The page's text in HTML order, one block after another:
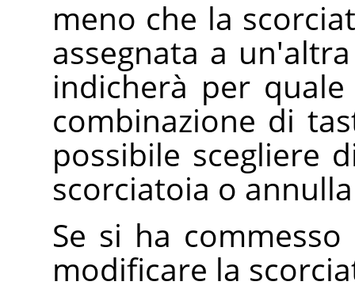
meno che la
assegnata a
indicherà per
combinazione di
possibile scegliere
scorciatoia o
Se si ha
modificare la